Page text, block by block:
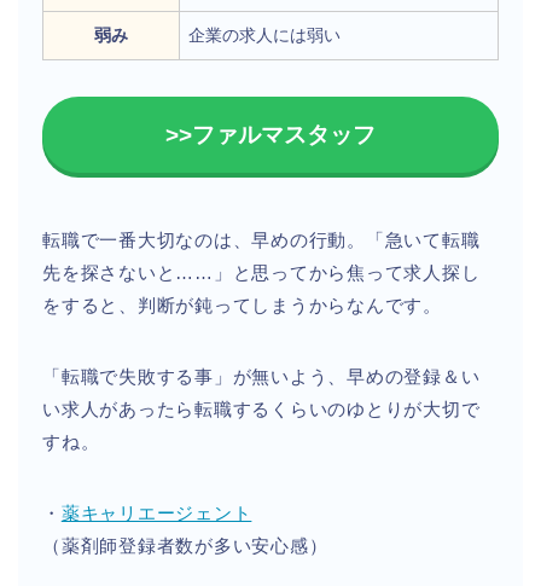
弱み 企業の求人には弱い
>>ファルマスタッフ
転職で一番大切なのは、早めの行動。「急いて転職
先を探さないと……」と思ってから焦って求人探し
をすると、判断が鈍ってしまうからなんです。
「転職で失敗する事」が無いよう、早めの登録＆い
い求人があったら転職するくらいのゆとりが大切で
すね。
・ 薬キャリエージェント
（薬剤師登録者数が多い安心感）